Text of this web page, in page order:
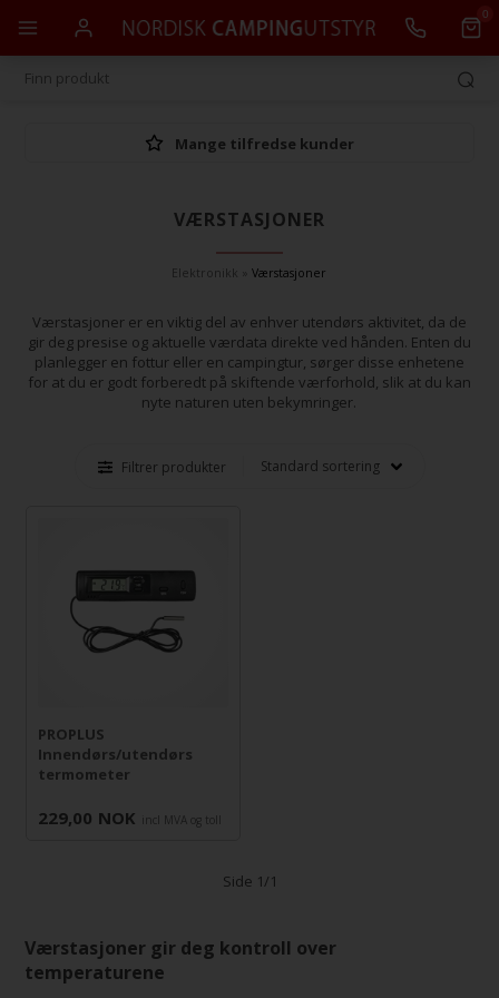
0
Mange tilfredse kunder
VÆRSTASJONER
Elektronikk »Værstasjoner
Værstasjoner er en viktig del av enhver utendørs aktivitet, da de
gir deg presise og aktuelle værdata direkte ved hånden. Enten du
planlegger en fottur eller en campingtur, sørger disse enhetene
for at du er godt forberedt på skiftende værforhold, slik at du kan
nyte naturen uten bekymringer.
Filtrer produkter
PROPLUS
Innendørs/utendørs
termometer
229,00 NOK incl MVA og toll
Side 1/1
Værstasjoner gir deg kontroll over
temperaturene